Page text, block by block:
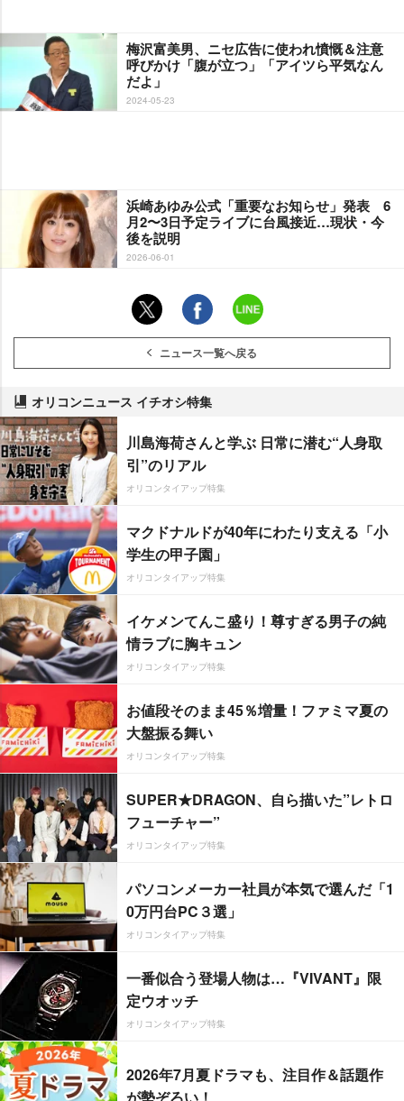
梅沢富美男、ニセ広告に使われ憤慨＆注意
呼びかけ「腹が立つ」「アイツら平気なん
だよ」
2024-05-23
浜崎あゆみ公式「重要なお知らせ」発表 6
月2〜3日予定ライブに台風接近…現状・今
後を説明
2026-06-01
ニュース一覧へ戻る
オリコンニュース イチオシ特集
川島海荷さんと学ぶ 日常に潜む“人身取
引”のリアル
オリコンタイアップ特集
マクドナルドが40年にわたり支える「小
学生の甲子園」
オリコンタイアップ特集
イケメンてんこ盛り！尊すぎる男子の純
情ラブに胸キュン
オリコンタイアップ特集
お値段そのまま45％増量！ファミマ夏の
大盤振る舞い
オリコンタイアップ特集
SUPER★DRAGON、自ら描いた”レトロ
フューチャー”
オリコンタイアップ特集
パソコンメーカー社員が本気で選んだ「1
0万円台PC３選」
オリコンタイアップ特集
一番似合う登場人物は…『VIVANT』限
定ウオッチ
オリコンタイアップ特集
2026年7月夏ドラマも、注目作＆話題作